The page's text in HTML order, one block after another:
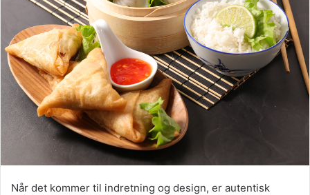
Når det kommer til indretning og design, er autentisk